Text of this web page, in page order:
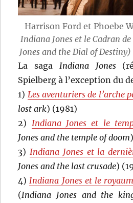
Harrison Ford et Phoebe
Indiana Jones et le Cadran
Jones and the Dial of Destiny)
La saga Indiana Jones
Spielberg à l’exception du
1) Les aventuriers de l’arche
lost ark) (1981)
2) Indiana Jones et le
Jones and the temple of doom
3) Indiana Jones et la
Jones and the last crusade)
4) Indiana Jones et le
(Indiana Jones and the